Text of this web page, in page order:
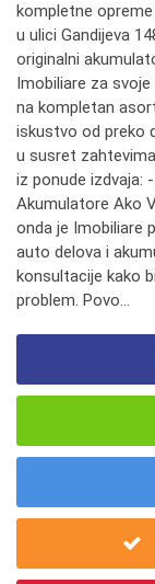
kompletne
u ulici Gandijeva
originalni
Imobiliare za
na kompletan
iskustvo od preko
u susret
iz ponude izdvaja:
Akumulatore Ako
onda je Imobiliare
auto delova i
konsultacije kako
problem. Povo...